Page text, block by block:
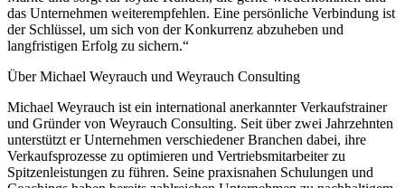
das Unternehmen weiterempfehlen. Eine persönliche Verbindung ist
der Schlüssel, um sich von der Konkurrenz abzuheben und
langfristigen Erfolg zu sichern.“
Über Michael Weyrauch und Weyrauch Consulting
Michael Weyrauch ist ein international anerkannter Verkaufstrainer
und Gründer von Weyrauch Consulting. Seit über zwei Jahrzehnten
unterstützt er Unternehmen verschiedener Branchen dabei, ihre
Verkaufsprozesse zu optimieren und Vertriebsmitarbeiter zu
Spitzenleistungen zu führen. Seine praxisnahen Schulungen und